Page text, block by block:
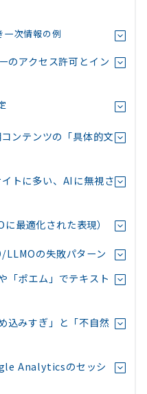
一次情報の例
のアクセス許可とイン
ンテンツの「具体的文
トに多い、AIに無視さ
最適化された表現）
LLMOの失敗パターン
「ポエム」でテキスト
込みすぎ」と「不自然
Analyticsのセッシ